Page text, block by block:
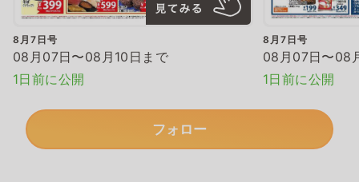
8月7日号
08月07日〜08月10日まで
1日前に公開
8月7日号
08月07日〜08
1日前に公開
フォロー